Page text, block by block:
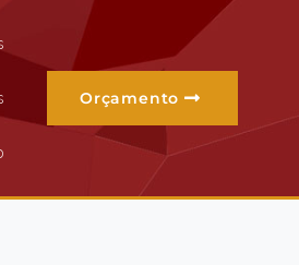
Orçamento